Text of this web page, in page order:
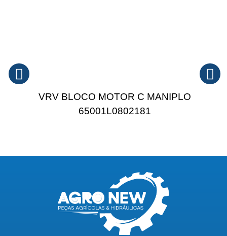
VRV BLOCO MOTOR C MANIPLO
65001L0802181